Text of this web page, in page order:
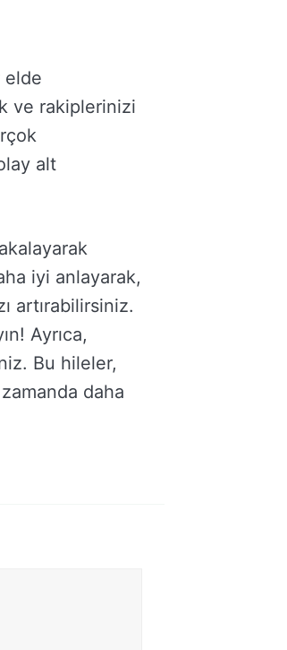
elde
ve rakiplerinizi
alt
iyi anlayarak,
artırabilirsiniz.
Ayrıca,
Bu hileler,
zamanda daha